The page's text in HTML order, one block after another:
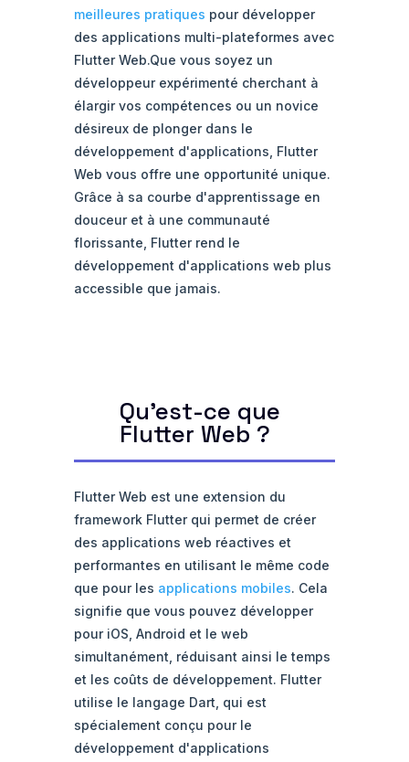
meilleures pratiques pour développer
des applications multi-plateformes avec
Flutter Web.Que vous soyez un
développeur expérimenté cherchant à
élargir vos compétences ou un novice
désireux de plonger dans le
développement d'applications, Flutter
Web vous offre une opportunité unique.
Grâce à sa courbe d'apprentissage en
douceur et à une communauté
florissante, Flutter rend le
développement d'applications web plus
accessible que jamais.
Qu'est-ce que
Flutter Web ?
Flutter Web est une extension du
framework Flutter qui permet de créer
des applications web réactives et
performantes en utilisant le même code
que pour les applications mobiles. Cela
signifie que vous pouvez développer
pour iOS, Android et le web
simultanément, réduisant ainsi le temps
et les coûts de développement. Flutter
utilise le langage Dart, qui est
spécialement conçu pour le
développement d'applications